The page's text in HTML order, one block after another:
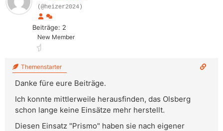
(@heizer2024)
Beiträge: 2
New Member
Themenstarter
Danke füre eure Beiträge.
Ich konnte mittlerweile herausfinden, das Olsberg
schon lange keine Einsätze mehr herstellt.
Diesen Einsatz "Prismo" haben sie nach eigener